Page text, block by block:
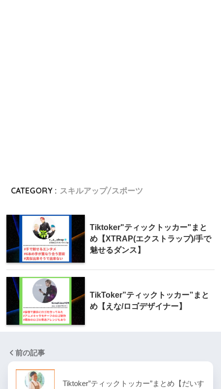
CATEGORY : スキルアップ/スポーツ
Tiktoker"ティックトッカー"まと
め【XTRAP(エクストラップ)/手で
魅せるダンス】
TikToker”ティックトッカー”まと
め【えな/ロゴデザイナー】
前の記事
Tiktoker”ティックトッカー”まとめ【だいす